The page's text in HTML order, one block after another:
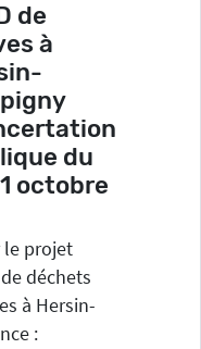
de
à
du
octobre
le projet
déchets
à Hersin-
: